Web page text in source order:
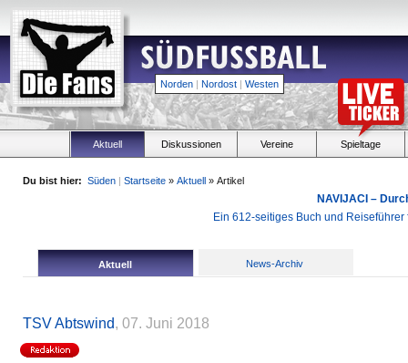
Norden | Nordost | Westen
Aktuell Diskussionen Vereine Spieltage
Du bist hier: Süden | Startseite » Aktuell » Artikel
NAVIJACI –
Ein 612-seitiges Buch und
Aktuell News-Archiv
TSV Abtswind, 07. Juni 2018